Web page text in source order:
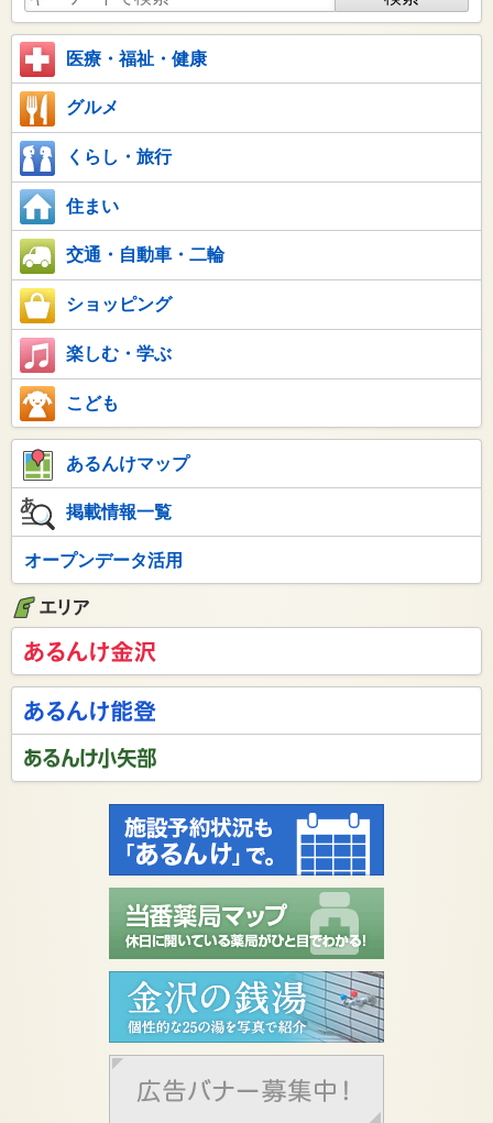
医療・福祉・健康
グルメ
くらし・旅行
住まい
交通・自動車・二輪
ショッピング
楽しむ・学ぶ
こども
あるんけマップ
掲載情報一覧
オープンデータ活用